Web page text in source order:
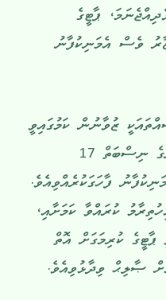
ޕާޓީގެ
ވެސް އެމަނިކުފާނު
އާބާދީގެ 40 އިންސައްތައަކީ ޒުވާނުން ކަމުގައިވީ
ނަމަވެސް، ޕާޓީގެ ތެރޭގައި ޒުވާނުންގެ ނިސްބަތް 17
ފާހަގަކުރެއްވިއެވެ.
ކުރައްވާ ކަމަށާއި،
ކުރިމަގަށް އޮތް
ޞާލިޙް ވިދާޅުވިއެވެ.